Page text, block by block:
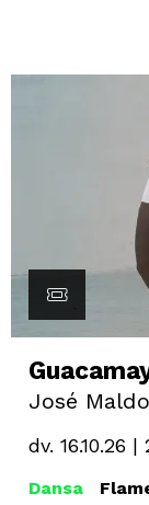
José
dv. 16.10.26 |
Dansa